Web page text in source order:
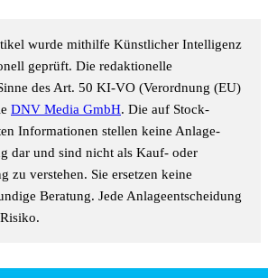
wurde mithilfe Künstlicher Intelligenz
geprüft. Die redaktionelle
des Art. 50 KI-VO (Verordnung (EU)
DNV Media GmbH. Die auf Stock-
Informationen stellen keine Anlage-
dar und sind nicht als Kauf- oder
zu verstehen. Sie ersetzen keine
Beratung. Jede Anlageentscheidung